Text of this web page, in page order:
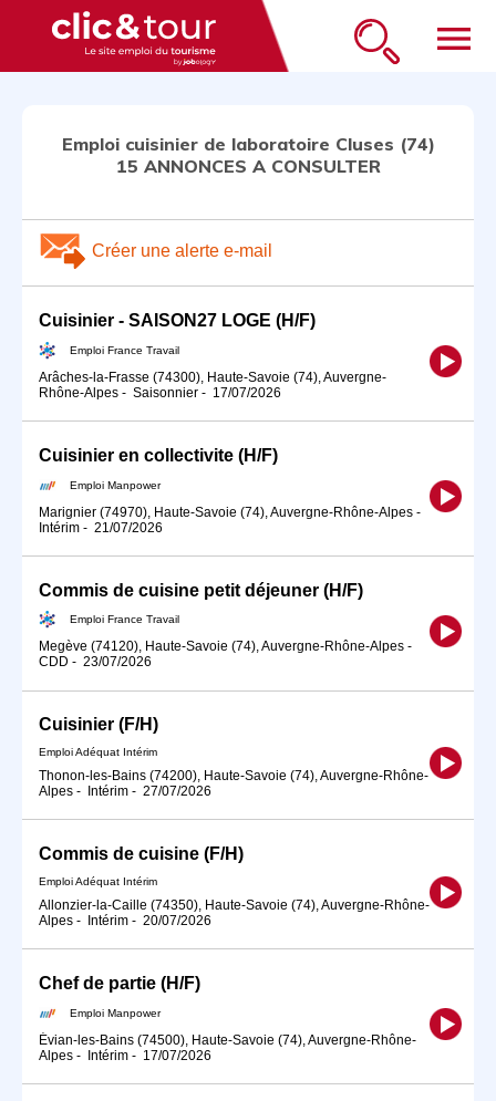
menu
Emploi cuisinier de laboratoire Cluses (74)
15 ANNONCES A CONSULTER
Créer une alerte e-mail
Cuisinier - SAISON27 LOGE (H/F)
Emploi France Travail
Arâches-la-Frasse (74300), Haute-Savoie (74), Auvergne-
Rhône-Alpes - Saisonnier - 17/07/2026
Cuisinier en collectivite (H/F)
Emploi Manpower
Marignier (74970), Haute-Savoie (74), Auvergne-Rhône-Alpes -
Intérim - 21/07/2026
Commis de cuisine petit déjeuner (H/F)
Emploi France Travail
Megève (74120), Haute-Savoie (74), Auvergne-Rhône-Alpes -
CDD - 23/07/2026
Cuisinier (F/H)
Emploi Adéquat Intérim
Thonon-les-Bains (74200), Haute-Savoie (74), Auvergne-Rhône-
Alpes - Intérim - 27/07/2026
Commis de cuisine (F/H)
Emploi Adéquat Intérim
Allonzier-la-Caille (74350), Haute-Savoie (74), Auvergne-Rhône-
Alpes - Intérim - 20/07/2026
Chef de partie (H/F)
Emploi Manpower
Évian-les-Bains (74500), Haute-Savoie (74), Auvergne-Rhône-
Alpes - Intérim - 17/07/2026